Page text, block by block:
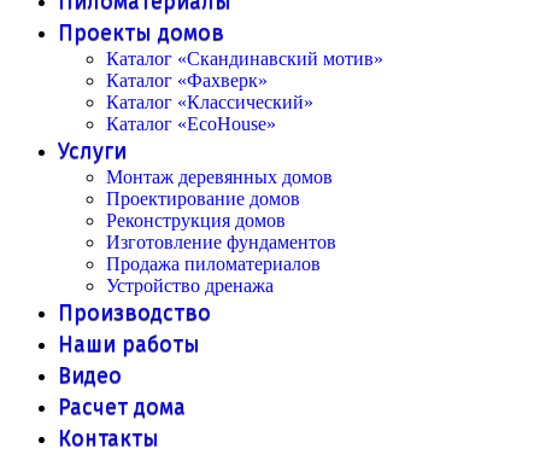
Проекты домов
Каталог «Скандинавский мотив»
Каталог «Фахверк»
Каталог «Классический»
Каталог «EcoHouse»
Услуги
Монтаж деревянных домов
Проектирование домов
Реконструкция домов
Изготовление фундаментов
Продажа пиломатериалов
Устройство дренажа
Производство
Наши работы
Видео
Расчет дома
Контакты